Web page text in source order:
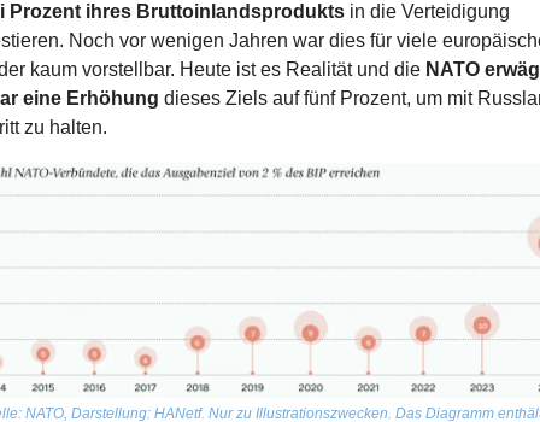
Prozent ihres Bruttoinlandsprodukts in die Verteidigung
Noch vor wenigen Jahren war dies für viele
kaum vorstellbar. Heute ist es Realität und die NATO
eine Erhöhung dieses Ziels auf fünf Prozent, um mit
zu halten.
NATO, Darstellung: HANetf. Nur zu Illustrationszwecken. Das Diagramm